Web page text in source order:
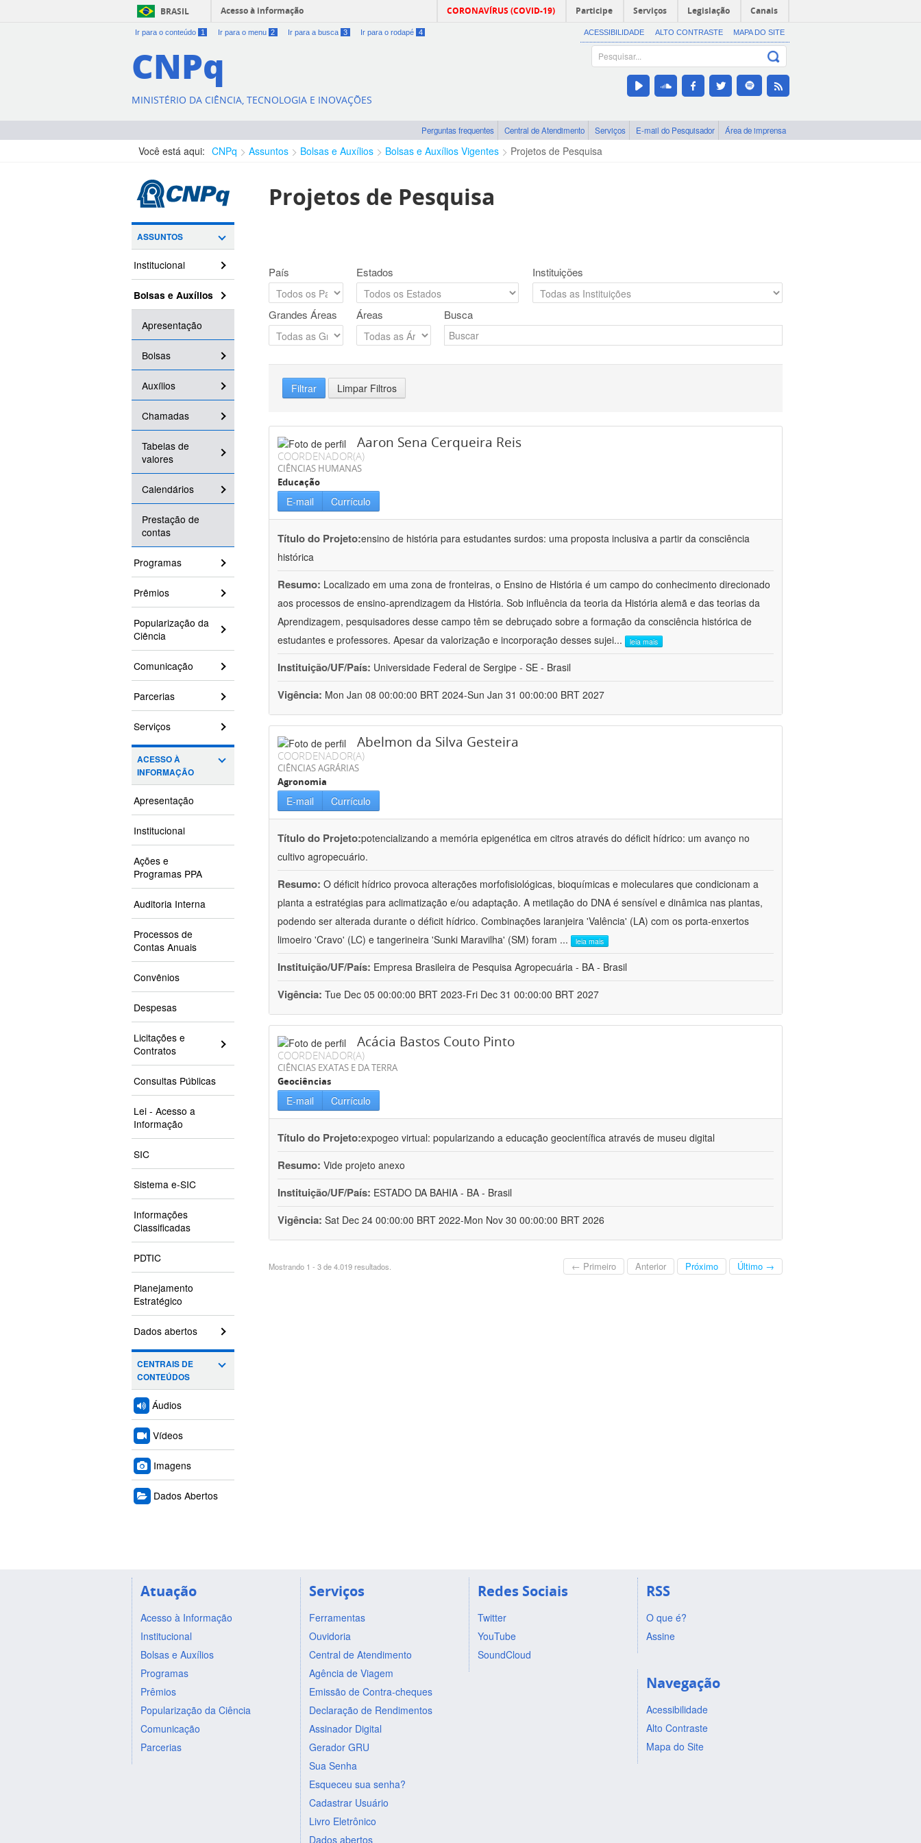
BRASIL Acesso à informação CORONAVÍRUS (COVID-19) Participe Serviços Legislação Canais
Ir para o conteúdo 1 Ir para o menu 2 Ir para a busca 3 Ir para o rodapé 4 ACESSIBILIDADE ALTO CONTRASTE MAPA DO SITE
CNPq
MINISTÉRIO DA CIÊNCIA, TECNOLOGIA E INOVAÇÕES
Perguntas frequentes Central de Atendimento Serviços E-mail do Pesquisador Área de imprensa
Você está aqui: CNPq Assuntos Bolsas e Auxílios Bolsas e Auxílios Vigentes Projetos de Pesquisa
ASSUNTOS
Institucional
Bolsas e Auxílios
Apresentação
Bolsas
Auxílios
Chamadas
Tabelas de
valores
Calendários
Prestação de
contas
Programas
Prêmios
Popularização da
Ciência
Comunicação
Parcerias
Serviços
ACESSO À
INFORMAÇÃO
Apresentação
Institucional
Ações e
Programas PPA
Auditoria Interna
Processos de
Contas Anuais
Convênios
Despesas
Licitações e
Contratos
Consultas Públicas
Lei - Acesso a
Informação
SIC
Sistema e-SIC
Informações
Classificadas
PDTIC
Planejamento
Estratégico
Dados abertos
CENTRAIS DE
CONTEÚDOS
Áudios
Vídeos
Imagens
Dados Abertos
Projetos de Pesquisa
País Estados Instituições
Grandes Áreas Áreas Busca
Filtrar Limpar Filtros
Aaron Sena Cerqueira Reis
COORDENADOR(A)
CIÊNCIAS HUMANAS
Educação
E-mail Currículo
Título do Projeto:ensino de história para estudantes surdos: uma proposta inclusiva a partir da consciência
histórica
Resumo: Localizado em uma zona de fronteiras, o Ensino de História é um campo do conhecimento direcionado
aos processos de ensino-aprendizagem da História. Sob influência da teoria da História alemã e das teorias da
Aprendizagem, pesquisadores desse campo têm se debruçado sobre a formação da consciência histórica de
estudantes e professores. Apesar da valorização e incorporação desses sujei... leia mais
Instituição/UF/País: Universidade Federal de Sergipe - SE - Brasil
Vigência: Mon Jan 08 00:00:00 BRT 2024-Sun Jan 31 00:00:00 BRT 2027
Abelmon da Silva Gesteira
COORDENADOR(A)
CIÊNCIAS AGRÁRIAS
Agronomia
E-mail Currículo
Título do Projeto:potencializando a memória epigenética em citros através do déficit hídrico: um avanço no
cultivo agropecuário.
Resumo: O déficit hídrico provoca alterações morfofisiológicas, bioquímicas e moleculares que condicionam a
planta a estratégias para aclimatização e/ou adaptação. A metilação do DNA é sensível e dinâmica nas plantas,
podendo ser alterada durante o déficit hídrico. Combinações laranjeira 'Valência' (LA) com os porta-enxertos
limoeiro 'Cravo' (LC) e tangerineira 'Sunki Maravilha' (SM) foram ... leia mais
Instituição/UF/País: Empresa Brasileira de Pesquisa Agropecuária - BA - Brasil
Vigência: Tue Dec 05 00:00:00 BRT 2023-Fri Dec 31 00:00:00 BRT 2027
Acácia Bastos Couto Pinto
COORDENADOR(A)
CIÊNCIAS EXATAS E DA TERRA
Geociências
E-mail Currículo
Título do Projeto:expogeo virtual: popularizando a educação geocientífica através de museu digital
Resumo: Vide projeto anexo
Instituição/UF/País: ESTADO DA BAHIA - BA - Brasil
Vigência: Sat Dec 24 00:00:00 BRT 2022-Mon Nov 30 00:00:00 BRT 2026
Mostrando 1 - 3 de 4.019 resultados. ← Primeiro Anterior Próximo Último →
Atuação
Acesso à Informação
Institucional
Bolsas e Auxílios
Programas
Prêmios
Popularização da Ciência
Comunicação
Parcerias
Serviços
Ferramentas
Ouvidoria
Central de Atendimento
Agência de Viagem
Emissão de Contra-cheques
Declaração de Rendimentos
Assinador Digital
Gerador GRU
Sua Senha
Esqueceu sua senha?
Cadastrar Usuário
Livro Eletrônico
Dados abertos
Redes Sociais
Twitter
YouTube
SoundCloud
RSS
O que é?
Assine
Navegação
Acessibilidade
Alto Contraste
Mapa do Site